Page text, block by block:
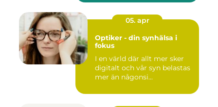
05. apr
Optiker - din synhälsa i
fokus
I en värld där allt mer sker
digitalt och vår syn belastas
mer än någonsi...